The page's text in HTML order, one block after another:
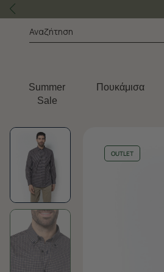
Summer
Sale
Πουκάμισα
OUTLET